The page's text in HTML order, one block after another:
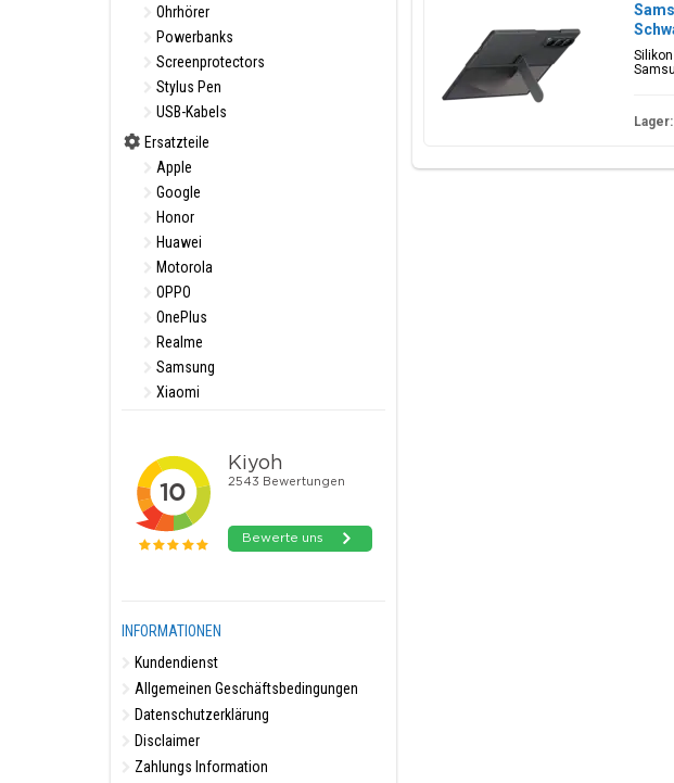
Ohrhörer
Powerbanks
Screenprotectors
Stylus Pen
USB-Kabels
Ersatzteile
Apple
Google
Honor
Huawei
Motorola
OPPO
OnePlus
Realme
Samsung
Xiaomi
INFORMATIONEN
Kundendienst
Allgemeinen Geschäftsbedingungen
Datenschutzerklärung
Disclaimer
Zahlungs Information